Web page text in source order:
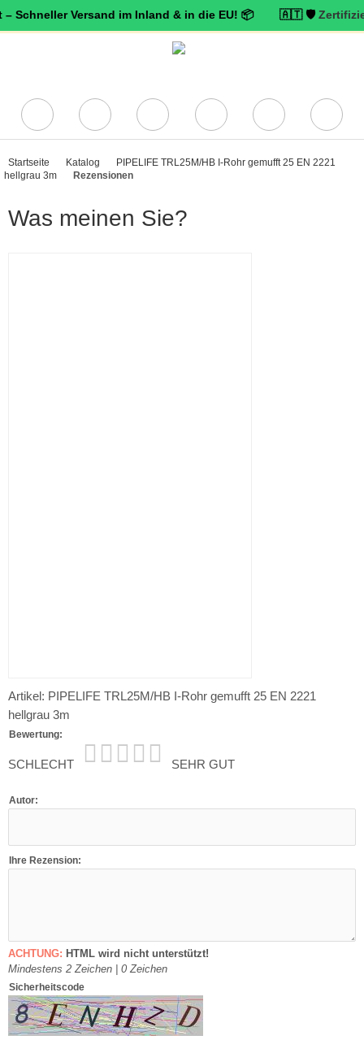
Versand im Inland & in die EU! 📦 🇦🇹 🛡️ Zertifizierter
Startseite Katalog
PIPELIFE TRL25M/HB I-Rohr gemufft 25 EN 2221
hellgrau 3m
Rezensionen
Was meinen Sie?
Artikel: PIPELIFE TRL25M/HB I-Rohr gemufft 25 EN 2221
hellgrau 3m
Bewertung:
SCHLECHT SEHR GUT
Autor:
Ihre Rezension:
ACHTUNG: HTML wird nicht unterstützt!
Mindestens 2 Zeichen | 0 Zeichen
Sicherheitscode